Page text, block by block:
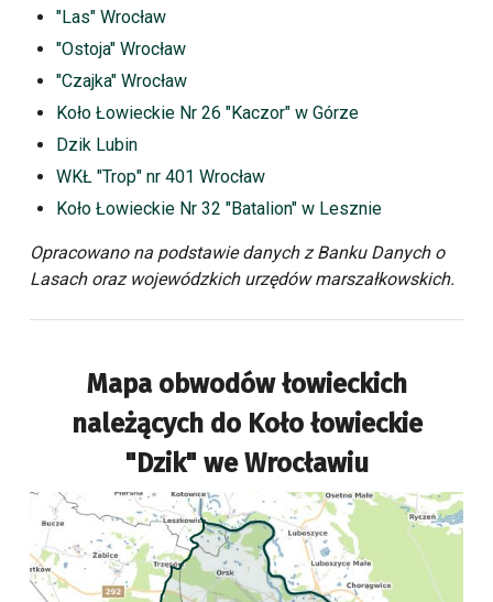
Mapa obwodów łowieckich
należących do Koło łowieckie
"Dzik" we Wrocławiu
"Las" Wrocław
"Ostoja" Wrocław
"Czajka" Wrocław
Koło Łowieckie Nr 26 "Kaczor" w Górze
Dzik Lubin
WKŁ "Trop" nr 401 Wrocław
Koło Łowieckie Nr 32 "Batalion" w Lesznie
Opracowano na podstawie danych z Banku Danych o
Lasach oraz wojewódzkich urzędów marszałkowskich.